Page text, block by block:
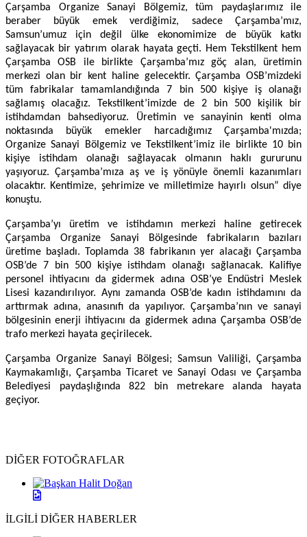
Çarşamba Organize Sanayi Bölgemiz, tüm paydaşlarımız ile
beraber büyük emek verdiğimiz, sadece Çarşamba’mız,
Samsun’umuz için değil ülke ekonomimize de büyük katkı
sağlayacak bir yatırım olarak hayata geçti. Hem Tekstilkent hem
Çarşamba OSB ile birlikte Çarşamba’mız göç alan, üretimin
merkezi olan bir kent haline gelecektir. Çarşamba OSB’mizdeki
tüm fabrikalar tamamlandığında 7 bin 500 kişiye iş olanağı
sağlamış olacağız. Tekstilkent’imizde de 2 bin 500 kişilik bir
istihdamdan bahsediyoruz. Üretimin ve sanayinin kenti olma
noktasında büyük emekler harcadığımız Çarşamba'mızda;
Organize Sanayi Bölgemiz ve Tekstilkent’imiz ile birlikte 10 bin
kişiye istihdam olanağı sağlayacak olmanın haklı gururunu
yaşıyoruz. Çarşamba’mıza aş ve iş yönüyle önemli kazanımları
olacaktır. Kentimize, şehrimize ve milletimize hayırlı olsun” diye
konuştu.
Çarşamba’yı üretim ve istihdamın merkezi haline getirecek
Çarşamba Organize Sanayi Bölgesinde fabrikaların bazıları
üretime başladı. Toplamda 38 fabrikanın yer alacağı Çarşamba
OSB’de 7 bin 500 kişiye istihdam olanağı sağlanacak. Kalifiye
personel ihtiyacını da gidermek adına OSB’ye Endüstri Meslek
Lisesi kazandırılıyor. Aynı zamanda OSB’de kadın istihdamını da
arttırmak adına, anasınıfı da yapılıyor. Çarşamba’nın ve sanayi
bölgesinin enerji ihtiyacını da gidermek adına Çarşamba OSB’de
trafo merkezi hayata geçirilecek.
Çarşamba Organize Sanayi Bölgesi; Samsun Valiliği, Çarşamba
Kaymakamlığı, Çarşamba Ticaret ve Sanayi Odası ve Çarşamba
Belediyesi paydaşlığında822 bin metrekare alanda hayata
geçiyor.
DİĞER FOTOĞRAFLAR
İLGİLİ DİĞER HABERLER